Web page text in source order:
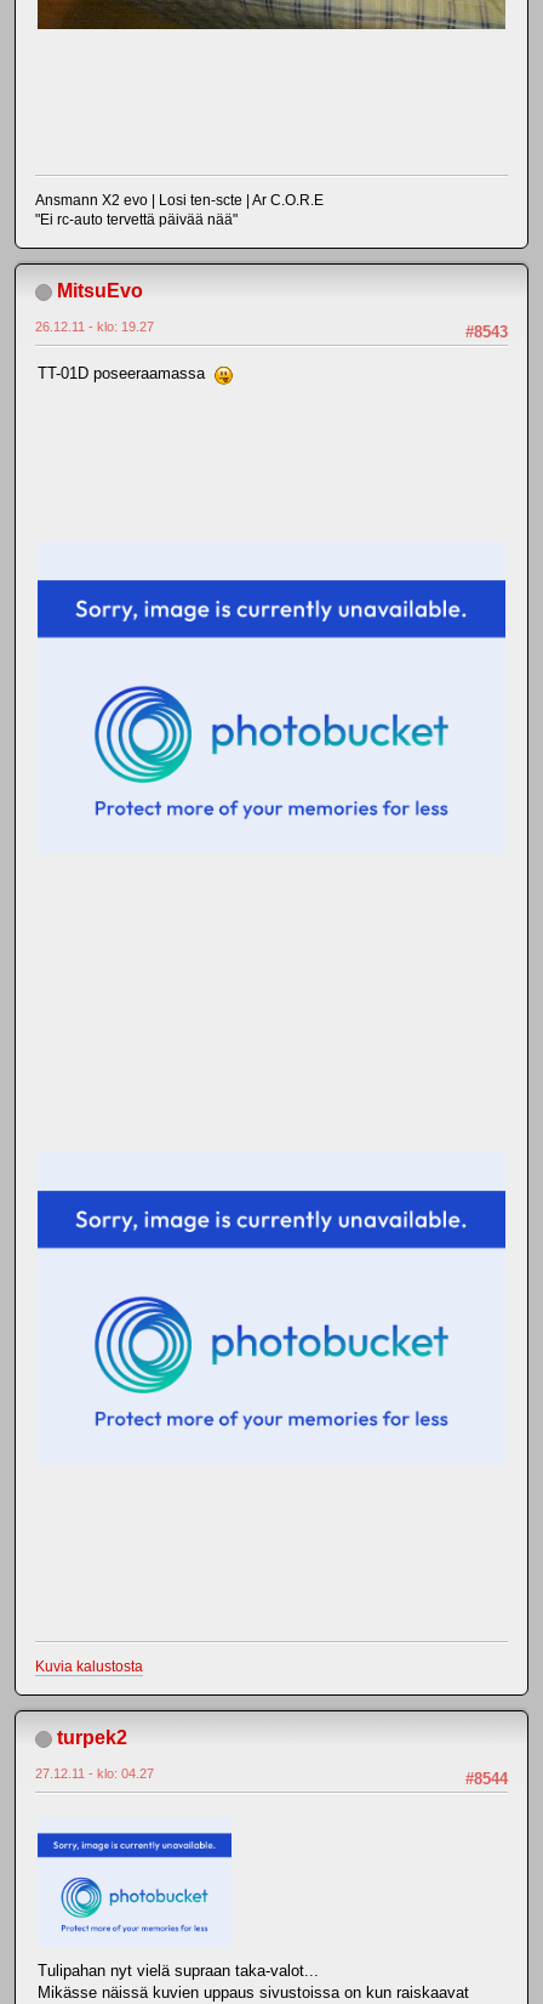
Ansmann X2 evo | Losi ten-scte | Ar C.O.R.E
"Ei rc-auto tervettä päivää nää"
MitsuEvo
#8543
26.12.11 - klo: 19.27
TT-01D poseeraamassa
Kuvia kalustosta
turpek2
#8544
27.12.11 - klo: 04.27
Tulipahan nyt vielä supraan taka-valot...
Mikässe näissä kuvien uppaus sivustoissa on kun raiskaavat